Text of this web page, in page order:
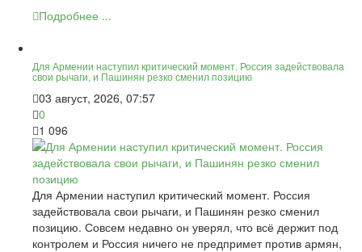
Подробнее ...
Для Армении наступил критический момент. Россия задействовала
свои рычаги, и Пашинян резко сменил позицию
03 август, 2026, 07:57
0
1 096
Для Армении наступил критический момент. Россия
задействовала свои рычаги, и Пашинян резко сменил
позицию. Совсем недавно он уверял, что всё держит под
контролем и Россия ничего не предпримет против армян,